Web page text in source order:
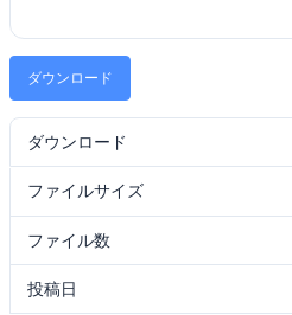
ダウンロード
ダウンロード
ファイルサイズ
ファイル数
投稿日